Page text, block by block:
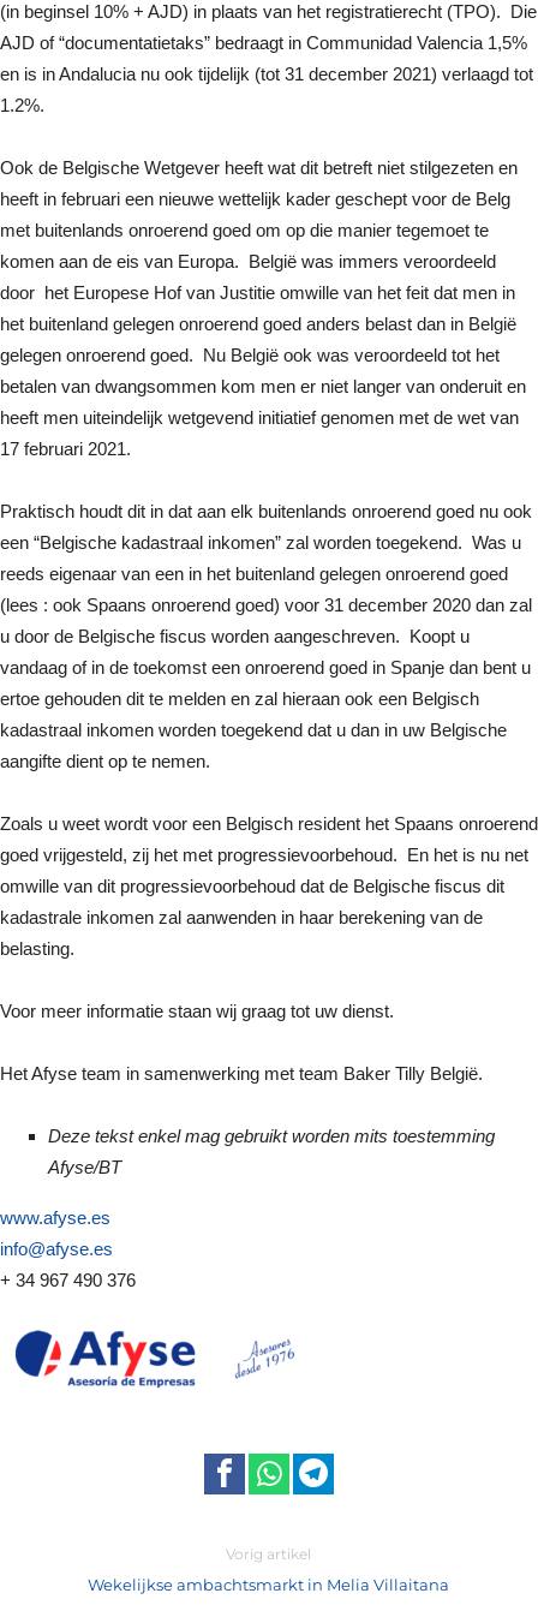
(in beginsel 10% + AJD) in plaats van het registratierecht (TPO). Die
AJD of “documentatietaks” bedraagt in Communidad Valencia 1,5%
en is in Andalucia nu ook tijdelijk (tot 31 december 2021) verlaagd tot
1.2%.
Ook de Belgische Wetgever heeft wat dit betreft niet stilgezeten en
heeft in februari een nieuwe wettelijk kader geschept voor de Belg
met buitenlands onroerend goed om op die manier tegemoet te
komen aan de eis van Europa. België was immers veroordeeld
door het Europese Hof van Justitie omwille van het feit dat men in
het buitenland gelegen onroerend goed anders belast dan in België
gelegen onroerend goed. Nu België ook was veroordeeld tot het
betalen van dwangsommen kom men er niet langer van onderuit en
heeft men uiteindelijk wetgevend initiatief genomen met de wet van
17 februari 2021.
Praktisch houdt dit in dat aan elk buitenlands onroerend goed nu ook
een “Belgische kadastraal inkomen” zal worden toegekend. Was u
reeds eigenaar van een in het buitenland gelegen onroerend goed
(lees : ook Spaans onroerend goed) voor 31 december 2020 dan zal
u door de Belgische fiscus worden aangeschreven. Koopt u
vandaag of in de toekomst een onroerend goed in Spanje dan bent u
ertoe gehouden dit te melden en zal hieraan ook een Belgisch
kadastraal inkomen worden toegekend dat u dan in uw Belgische
aangifte dient op te nemen.
Zoals u weet wordt voor een Belgisch resident het Spaans onroerend
goed vrijgesteld, zij het met progressievoorbehoud. En het is nu net
omwille van dit progressievoorbehoud dat de Belgische fiscus dit
kadastrale inkomen zal aanwenden in haar berekening van de
belasting.
Voor meer informatie staan wij graag tot uw dienst.
Het Afyse team in samenwerking met team Baker Tilly België.
Deze tekst enkel mag gebruikt worden mits toestemming
Afyse/BT
www.afyse.es
info@afyse.es
+ 34 967 490 376
Vorig artikel
Wekelijkse ambachtsmarkt in Melia Villaitana